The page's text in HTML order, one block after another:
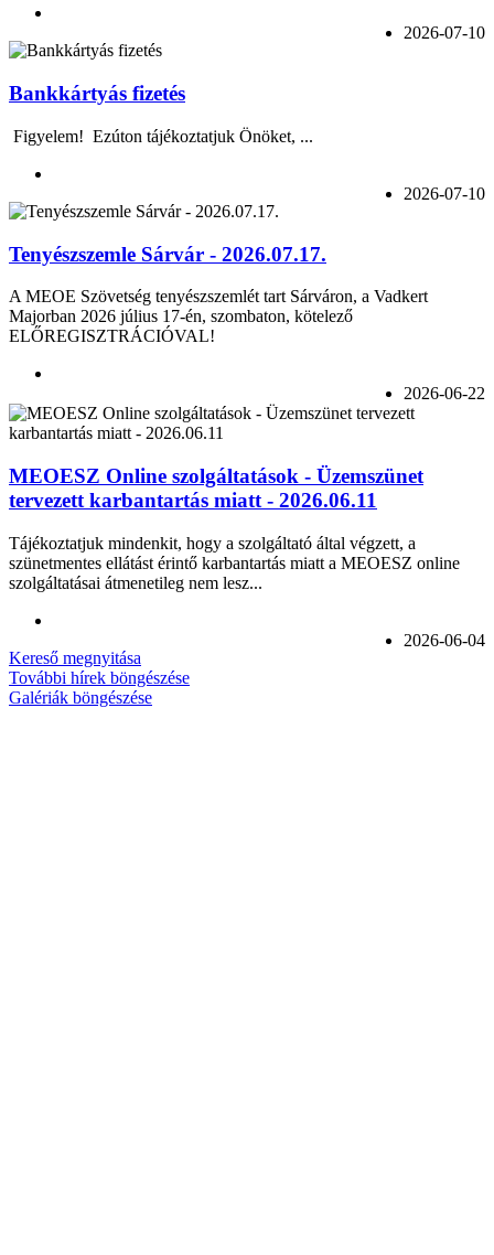
2026-07-10
Bankkártyás fizetés
Figyelem! Ezúton tájékoztatjuk Önöket, ...
2026-07-10
Tenyészszemle Sárvár - 2026.07.17.
A MEOE Szövetség tenyészszemlét tart Sárváron, a Vadkert
Majorban 2026 július 17-én, szombaton, kötelező
ELŐREGISZTRÁCIÓVAL!
2026-06-22
MEOESZ Online szolgáltatások - Üzemszünet
tervezett karbantartás miatt - 2026.06.11
Tájékoztatjuk mindenkit, hogy a szolgáltató által végzett, a
szünetmentes ellátást érintő karbantartás miatt a MEOESZ online
szolgáltatásai átmenetileg nem lesz...
2026-06-04
Kereső megnyitása
További hírek böngészése
Galériák böngészése